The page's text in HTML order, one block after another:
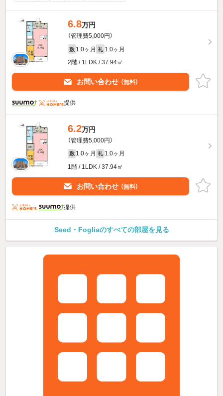
6.8万円
（管理費5,000円）
敷 1.0ヶ月 礼 1.0ヶ月
2階 / 1LDK / 37.94㎡
お問い合わせ （無料）
提供
6.2万円
（管理費5,000円）
敷 1.0ヶ月 礼 1.0ヶ月
1階 / 1LDK / 37.94㎡
お問い合わせ （無料）
提供
Seed・Fogliaのすべての部屋を見る